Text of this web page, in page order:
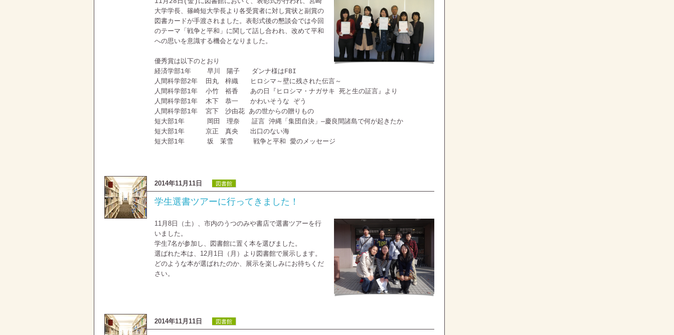
大学学長、篠崎短大学長より各受賞者に対し賞状と副賞の
図書カードが手渡されました。表彰式後の懇談会では今回
のテーマ「戦争と平和」に関して話し合われ、改めて平和
への思いを意識する機会となりました。
優秀賞は以下のとおり
経済学部1年 早川 陽子 ダンナ様はFBI
人間科学部2年 田丸 梓織 ヒロシマ～壁に残された伝言～
人間科学部1年 小竹 裕香 あの日『ヒロシマ・ナガサキ 死と生の証言』より
人間科学部1年 木下 恭一 かわいそうな ぞう
人間科学部1年 宮下 沙由花 あの世からの贈りもの
短大部1年 岡田 理奈 証言 沖縄「集団自決」—慶良間諸島で何が起きたか
短大部1年 京正 真央 出口のない海
短大部1年 坂 茉雪 戦争と平和 愛のメッセージ
2014年11月11日 図書館
学生選書ツアーに行ってきました！
11月8日（土）、市内のうつのみや書店で選書ツアーを行
いました。
学生7名が参加し、図書館に置く本を選びました。
選ばれた本は、12月1日（月）より図書館で展示します。
どのような本が選ばれたのか、展示を楽しみにお待ちくだ
さい。
2014年11月11日 図書館